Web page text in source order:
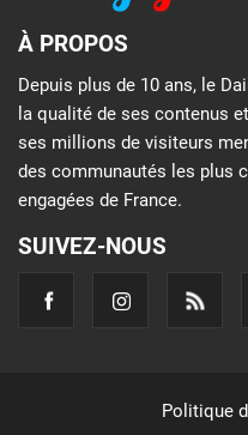
À PROPOS
Depuis plus de 10 ans, le
la qualité de ses contenus
ses millions de visiteurs
des communautés les plus
engagées de France.
SUIVEZ-NOUS
Politique